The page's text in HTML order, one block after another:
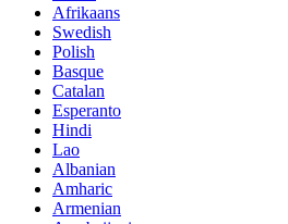
Afrikaans
Swedish
Polish
Basque
Catalan
Esperanto
Hindi
Lao
Albanian
Amharic
Armenian